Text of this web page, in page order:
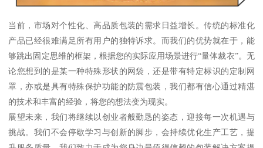
当前，市场对个性化、高品质包装的需求日益增长。传统的标准化
产品已经很难满足所有用户的独特诉求。而我们的优势就在于，能
够跳出固定思维的框架，根据您的实际应用场景进行“量体裁衣”。无
论您想到的是某一种特殊形状的网袋，还是带有特定标识的定制网
罩，亦或是具有特殊保护功能的防震包装，我们都有信心通过精湛
的技术和丰富的经验，将您的想法变为现实。
展望未来，我们将继续以创业者般勤恳的姿态，迎接每一次机遇与
挑战。我们不会停歇学习与创新的脚步，会持续优化生产工艺，提